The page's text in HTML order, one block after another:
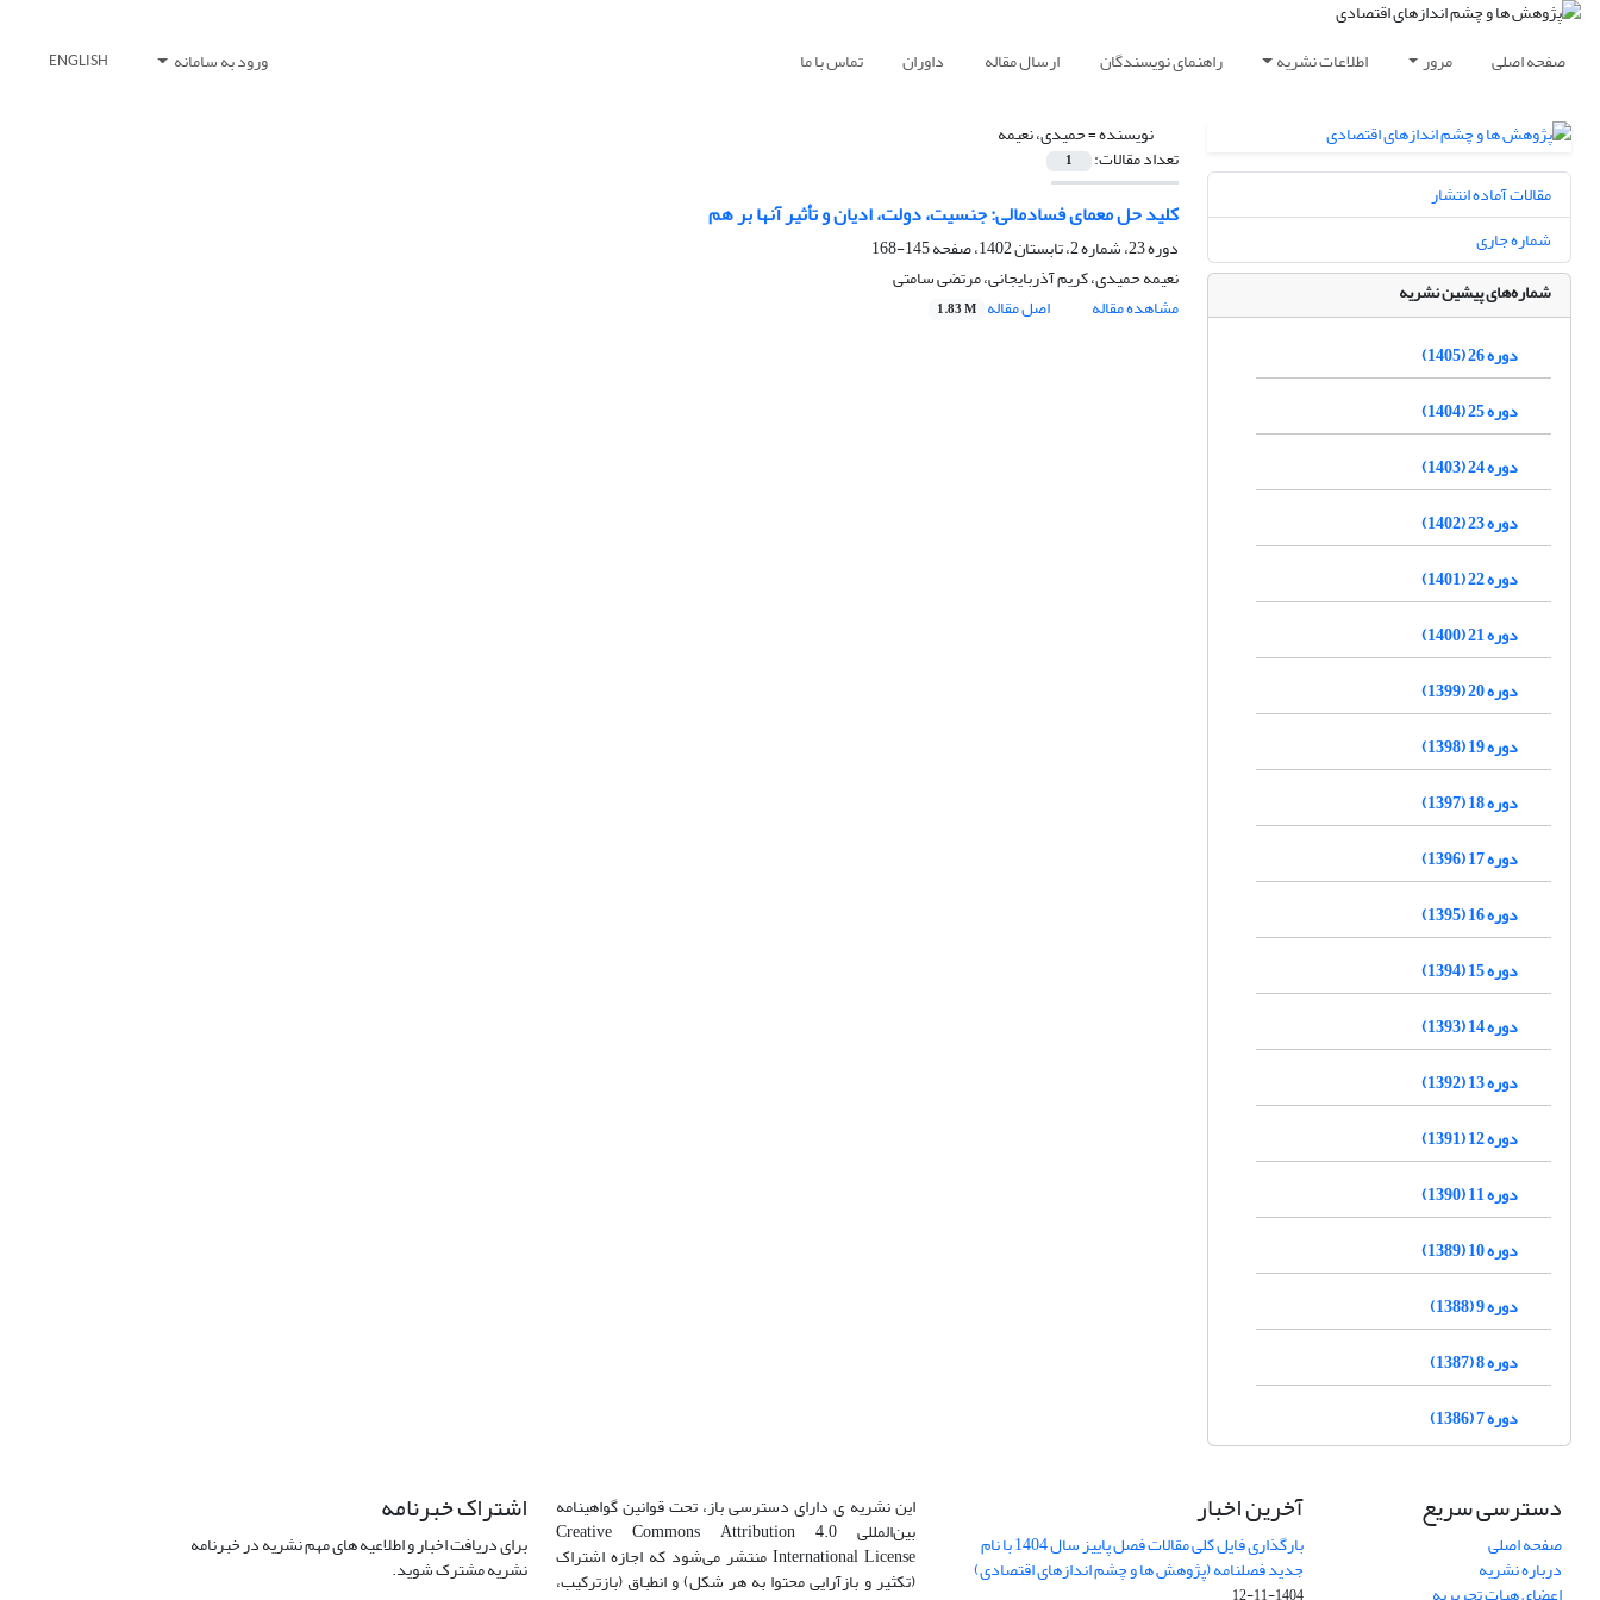
صفحه اصلی مرور اطلاعات نشریه راهنمای نویسندگان ارسال مقاله داوران تماس با ما ورود به سامانه ENGLISH
نویسنده =حمیدی، نعیمه
تعداد مقالات: 1
کلید حل معمای فسادمالی: جنسیت، دولت، ادیان و تأثیر آنها بر هم
دوره 23، شماره 2، تابستان 1402، صفحه
145-168
نعیمه حمیدی، کریم آذربایجانی، مرتضی سامتی
مشاهده مقاله
اصل مقاله 1.83 M
مقالات آماده انتشار
شماره جاری
شماره‌های پیشین نشریه
دوره 26 (1405)
دوره 25 (1404)
دوره 24 (1403)
دوره 23 (1402)
دوره 22 (1401)
دوره 21 (1400)
دوره 20 (1399)
دوره 19 (1398)
دوره 18 (1397)
دوره 17 (1396)
دوره 16 (1395)
دوره 15 (1394)
دوره 14 (1393)
دوره 13 (1392)
دوره 12 (1391)
دوره 11 (1390)
دوره 10 (1389)
دوره 9 (1388)
دوره 8 (1387)
دوره 7 (1386)
دسترسی سریع
صفحه اصلی
درباره نشریه
آخرین اخبار
بارگذاری فایل کلی مقالات فصل پاییز سال 1404 با نام
جدید فصلنامه (پژوهش ها و چشم اندازهای اقتصادی)
این نشریه ی دارای دسترسی باز، تحت قوانین گواهینامه
بین‌المللی Creative Commons Attribution 4.0
International License منتشر می‌شود که اجازه اشتراک
(تکثیر و بازآرایی محتوا به هر شکل) و انطباق (بازترکیب،
اشتراک خبرنامه
برای دریافت اخبار و اطلاعیه های مهم نشریه در خبرنامه
نشریه مشترک شوید.